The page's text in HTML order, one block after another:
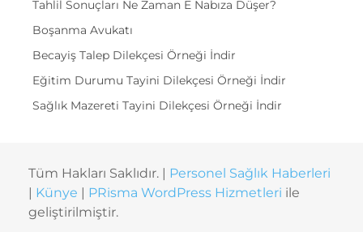
Tahlil Sonuçları Ne Zaman E Nabıza Düşer?
Boşanma Avukatı
Becayiş Talep Dilekçesi Örneği İndir
Eğitim Durumu Tayini Dilekçesi Örneği İndir
Sağlık Mazereti Tayini Dilekçesi Örneği İndir
Tüm Hakları Saklıdır. | Personel Sağlık Haberleri
Künye PRisma WordPress Hizmetleri ile
geliştirilmiştir.